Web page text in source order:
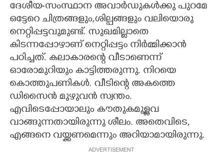
ദേശീയ-സംസ്ഥാന അവാർഡുകൾക്കു പുറമേ
ഒട്ടേറെ ചിത്രങ്ങളും,ശില്പങ്ങളും വലിയൊരു
നെറ്റിപ്പട്ടവുമുണ്ട്. സുഖമില്ലാതെ
കിടന്നപ്പോഴാണ് നെറ്റിപ്പട്ടം നിർമ്മിക്കാൻ
പഠിച്ചത്. കലാകാരന്റെ വീടാണെന്ന്
ഓരോമുറിയും കാട്ടിത്തരുന്നു. നിറയെ
കൊത്തുപണികൾ. വീടിന്റെ അകത്തെ
ഡിസൈൻ മുഴുവൻ സ്വന്തം.
എവിടെപ്പോയാലും കൗതുകമുള്ളവ
വാങ്ങുന്നതായിരുന്നു ശീലം. അതെവിടെ,
എങ്ങനെ വയ്ക്കണമെന്നും അറിയാമായിരുന്നു.
ADVERTISEMENT